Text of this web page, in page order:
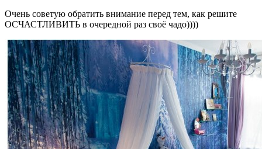
Очень советую обратить внимание перед тем, как решите
ОСЧАСТЛИВИТЬ в очередной раз своё чадо))))